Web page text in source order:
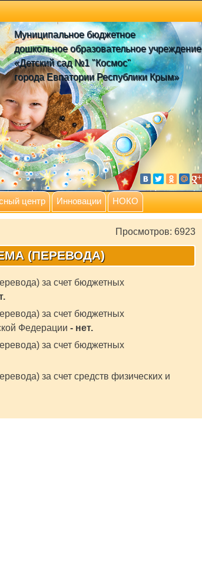
Муниципальное бюджетное
дошкольное образовательное учреждение
«Детский сад №1 "Космос"
города Евпатории Республики Крым»
центр Инновации НОКО
Просмотров: 6923
(ПЕРЕВОДА)
за счет бюджетных
за счет бюджетных
Федерации - нет.
за счет бюджетных
за счет средств физических и